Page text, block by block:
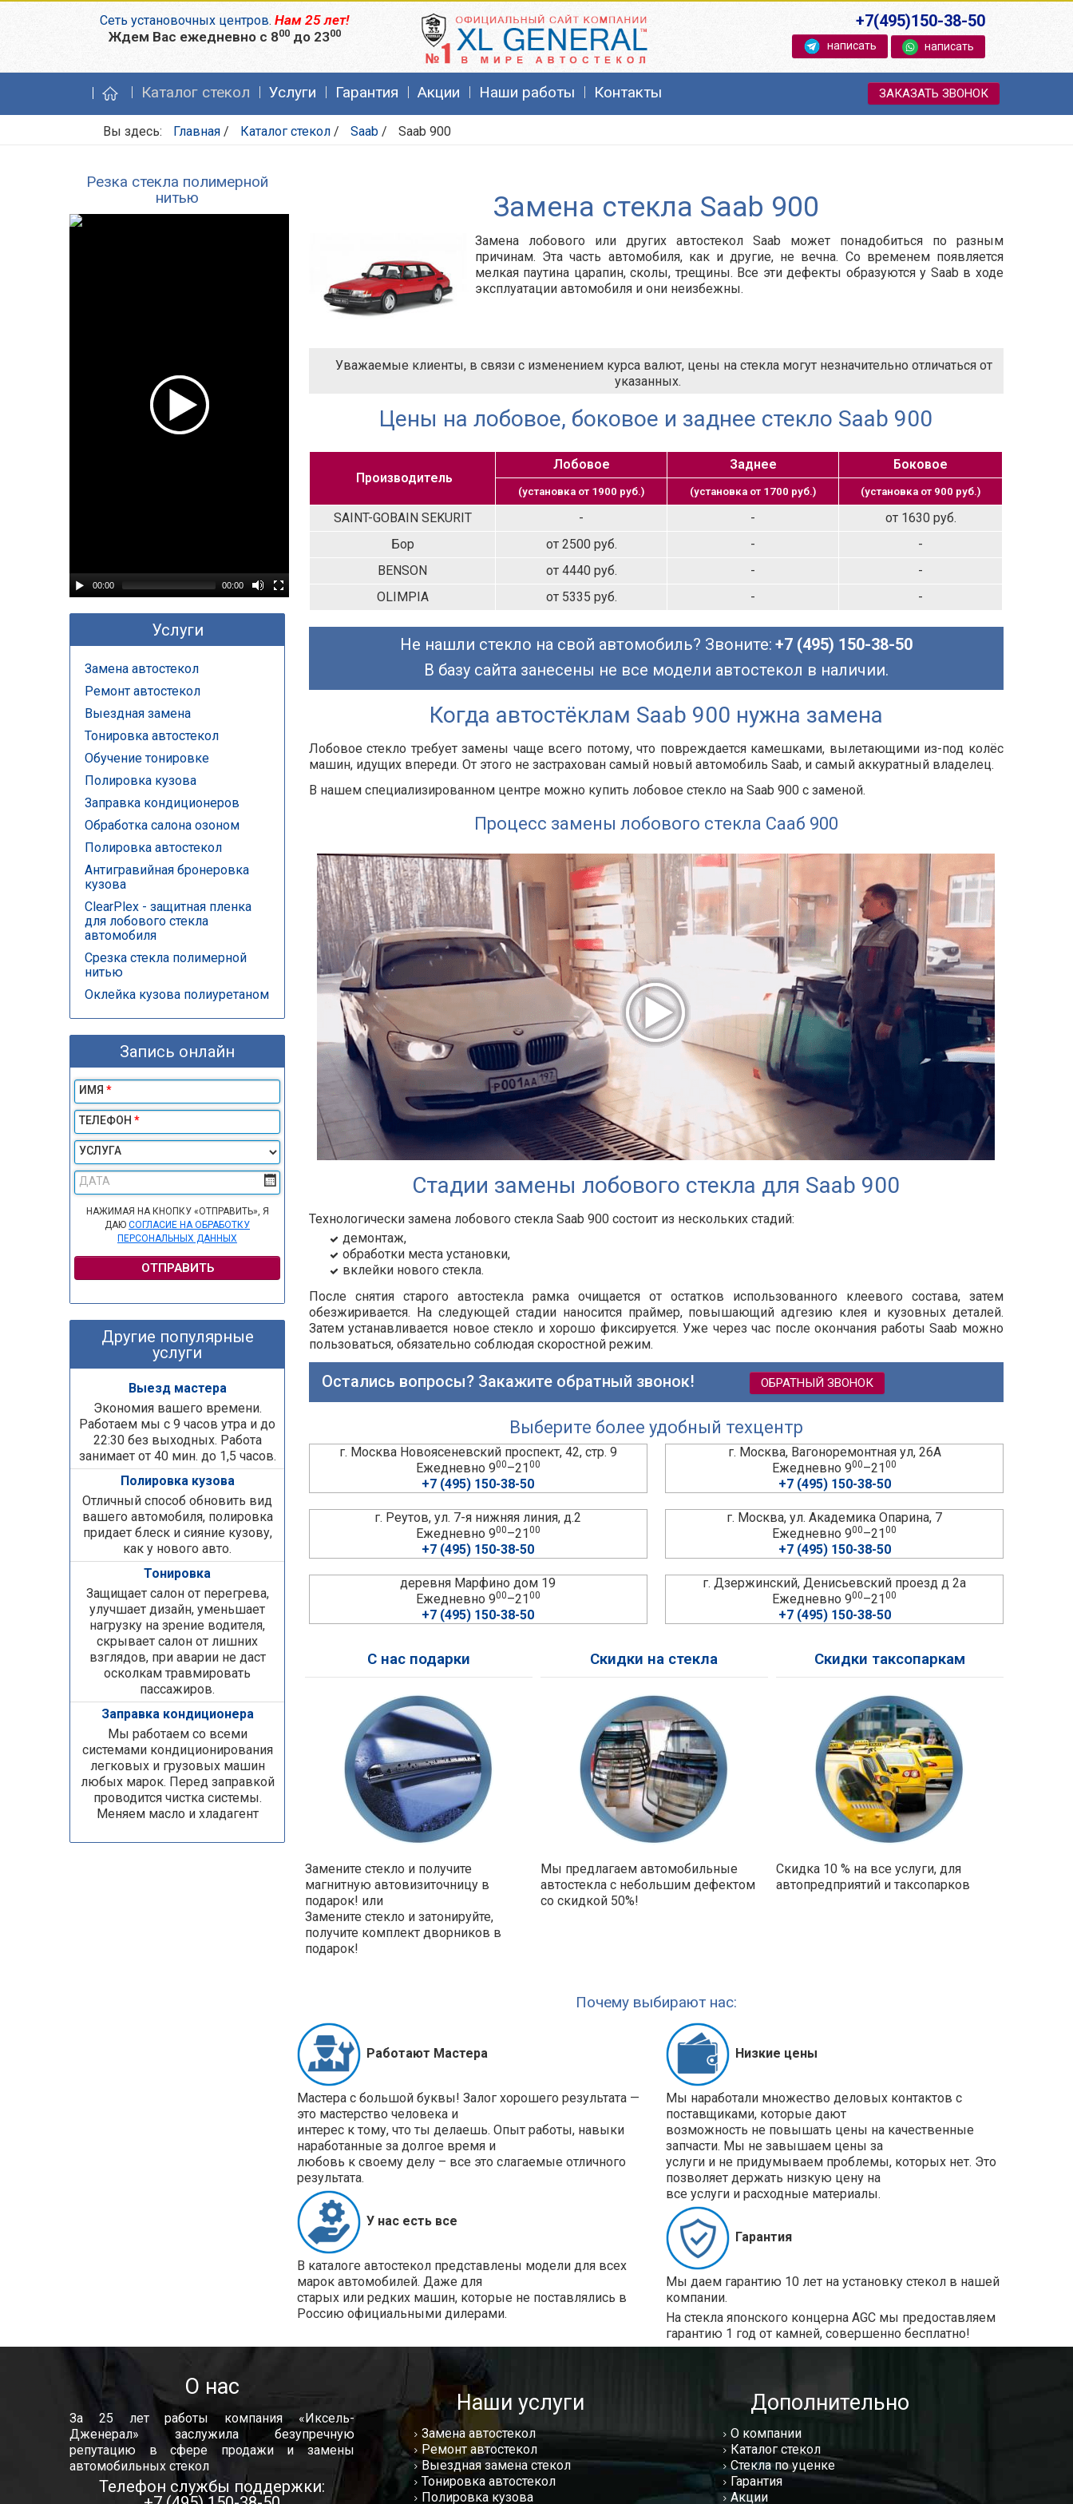
Сеть установочных центров.Нам 25 лет!
Ждем Вас ежедневно с 800 до 2300
+7(495)150-38-50
написать написать
Каталог стекол Услуги Гарантия Акции Наши работы Контакты ЗАКАЗАТЬ ЗВОНОК
Вы здесь: Главная / Каталог стекол / Saab / Saab 900
Резка стекла полимерной
нитью
00:00 00:00
Услуги
Замена автостекол
Ремонт автостекол
Выездная замена
Тонировка автостекол
Обучение тонировке
Полировка кузова
Заправка кондиционеров
Обработка салона озоном
Полировка автостекол
Антигравийная бронеровка
кузова
ClearPlex - защитная пленка
для лобового стекла
автомобиля
Срезка стекла полимерной
нитью
Оклейка кузова полиуретаном
Запись онлайн
ИМЯ *
ТЕЛЕФОН *
УСЛУГА
ДАТА
НАЖИМАЯ НА КНОПКУ «ОТПРАВИТЬ», Я
ДАЮ СОГЛАСИЕ НА ОБРАБОТКУ
ПЕРСОНАЛЬНЫХ ДАННЫХ
ОТПРАВИТЬ
Другие популярные
услуги
Выезд мастера
Экономия вашего времени.
Работаем мы с 9 часов утра и до
22:30 без выходных. Работа
занимает от 40 мин. до 1,5 часов.
Полировка кузова
Отличный способ обновить вид
вашего автомобиля, полировка
придает блеск и сияние кузову,
как у нового авто.
Тонировка
Защищает салон от перегрева,
улучшает дизайн, уменьшает
нагрузку на зрение водителя,
скрывает салон от лишних
взглядов, при аварии не даст
осколкам травмировать
пассажиров.
Заправка кондиционера
Мы работаем со всеми
системами кондиционирования
легковых и грузовых машин
любых марок. Перед заправкой
проводится чистка системы.
Меняем масло и хладагент
Замена стекла Saab 900
Замена лобового или других автостекол Saab может понадобиться по разным
причинам. Эта часть автомобиля, как и другие, не вечна. Со временем появляется
мелкая паутина царапин, сколы, трещины. Все эти дефекты образуются у Saab в ходе
эксплуатации автомобиля и они неизбежны.
Уважаемые клиенты, в связи с изменением курса валют, цены на стекла могут незначительно отличаться от
указанных.
Цены на лобовое, боковое и заднее стекло Saab 900
Производитель
Лобовое Заднее Боковое
(установка от 1900 руб.) (установка от 1700 руб.) (установка от 900 руб.)
SAINT-GOBAIN SEKURIT - -
от 1630 руб.
Бор
от 2500 руб. -
-
BENSON
от 4440 руб. -
-
OLIMPIA
от 5335 руб. - -
Не нашли стекло на свой автомобиль? Звоните: +7 (495) 150-38-50
В базу сайта занесены не все модели автостекол в наличии.
Когда автостёклам Saab 900 нужна замена
Лобовое стекло требует замены чаще всего потому, что повреждается камешками, вылетающими из-под колёс
машин, идущих впереди. От этого не застрахован самый новый автомобиль Saab, и самый аккуратный владелец.
В нашем специализированном центре можно купить лобовое стекло на Saab 900 с заменой.
Процесс замены лобового стекла Сааб 900
Стадии замены лобового стекла для Saab 900
Технологически замена лобового стекла Saab 900 состоит из нескольких стадий:
демонтаж,
обработки места установки,
вклейки нового стекла.
После снятия старого автостекла рамка очищается от остатков использованного клеевого состава, затем
обезжиривается. На следующей стадии наносится праймер, повышающий адгезию клея и кузовных деталей.
Затем устанавливается новое стекло и хорошо фиксируется. Уже через час после окончания работы Saab можно
пользоваться, обязательно соблюдая скоростной режим.
Остались вопросы? Закажите обратный звонок! ОБРАТНЫЙ ЗВОНОК
Выберите более удобный техцентр
г. Москва Новоясеневский проспект, 42, стр. 9
Ежедневно 900–2100
+7 (495) 150-38-50
г. Москва, Вагоноремонтная ул, 26А
Ежедневно 900–2100
+7 (495) 150-38-50
г. Реутов, ул. 7-я нижняя линия, д.2
Ежедневно 900–2100
+7 (495) 150-38-50
г. Москва, ул. Академика Опарина, 7
Ежедневно 900–2100
+7 (495) 150-38-50
деревня Марфино дом 19
Ежедневно 900–2100
+7 (495) 150-38-50
г. Дзержинский, Денисьевский проезд д 2а
Ежедневно 900–2100
+7 (495) 150-38-50
С нас подарки
Замените стекло и получите
магнитную автовизиточницу в
подарок! или
Замените стекло и затонируйте,
получите комплект дворников в
подарок!
Скидки на стекла
Мы предлагаем автомобильные
автостекла с небольшим дефектом
со скидкой 50%!
Скидки таксопаркам
Скидка 10 % на все услуги, для
автопредприятий и таксопарков
Почему выбирают нас:
Работают Мастера
Мастера с большой буквы! Залог хорошего результата —
это мастерство человека и
интерес к тому, что ты делаешь. Опыт работы, навыки
наработанные за долгое время и
любовь к своему делу – все это слагаемые отличного
результата.
У нас есть все
В каталоге автостекол представлены модели для всех
марок автомобилей. Даже для
старых или редких машин, которые не поставлялись в
Россию официальными дилерами.
Низкие цены
Мы наработали множество деловых контактов с
поставщиками, которые дают
возможность не повышать цены на качественные
запчасти. Мы не завышаем цены за
услуги и не придумываем проблемы, которых нет. Это
позволяет держать низкую цену на
все услуги и расходные материалы.
Гарантия
Мы даем гарантию 10 лет на установку стекол в нашей
компании.
На стекла японского концерна AGC мы предоставляем
гарантию 1 год от камней, совершенно бесплатно!
О нас
За 25 лет работы компания «Иксель-
Дженерал» заслужила безупречную
репутацию в сфере продажи и замены
автомобильных стекол
Телефон службы поддержки:
Наши услуги
Замена автостекол
Ремонт автостекол
Выездная замена стекол
Тонировка автостекол
Полировка кузова
Дополнительно
О компании
Каталог стекол
Стекла по уценке
Гарантия
Акции